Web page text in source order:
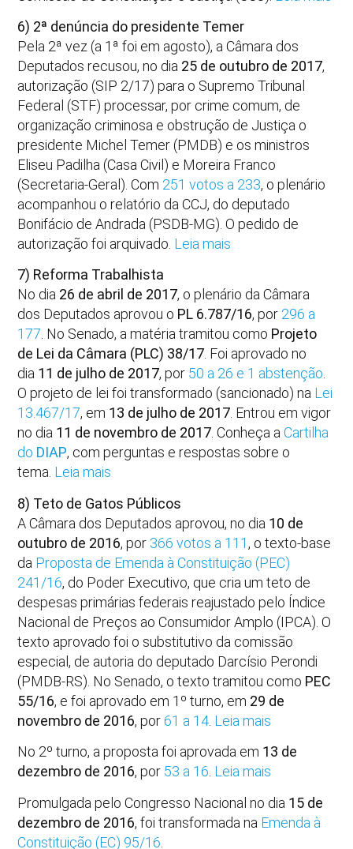
6) 2ª denúncia do presidente Temer
Pela 2ª vez (a 1ª foi em agosto), a Câmara dos
Deputados recusou, no dia 25 de outubro de 2017,
autorização (SIP 2/17) para o Supremo Tribunal
Federal (STF) processar, por crime comum, de
organização criminosa e obstrução de Justiça o
presidente Michel Temer (PMDB) e os ministros
Eliseu Padilha (Casa Civil) e Moreira Franco
(Secretaria-Geral). Com 251 votos a 233, o plenário
acompanhou o relatório da CCJ, do deputado
Bonifácio de Andrada (PSDB-MG). O pedido de
autorização foi arquivado. Leia mais
7) Reforma Trabalhista
No dia 26 de abril de 2017, o plenário da Câmara
dos Deputados aprovou o PL 6.787/16, por 296 a
177. No Senado, a matéria tramitou como Projeto
de Lei da Câmara (PLC) 38/17. Foi aprovado no
dia 11 de julho de 2017, por 50 a 26 e 1 abstenção.
O projeto de lei foi transformado (sancionado) na Lei
13.467/17, em 13 de julho de 2017. Entrou em vigor
no dia 11 de novembro de 2017. Conheça aCartilha
do DIAP, com perguntas e respostas sobre o
tema. Leia mais
8) Teto de Gatos Públicos
A Câmara dos Deputados aprovou, no dia 10 de
outubro de 2016, por 366 votos a 111, o texto-base
da Proposta de Emenda à Constituição (PEC)
241/16, do Poder Executivo, que cria um teto de
despesas primárias federais reajustado pelo Índice
Nacional de Preços ao Consumidor Amplo (IPCA). O
texto aprovado foi o substitutivo da comissão
especial, de autoria do deputado Darcísio Perondi
(PMDB-RS). No Senado, o texto tramitou como PEC
55/16, e foi aprovado em 1º turno, em 29 de
novembro de 2016, por61 a 14 Leia mais
No 2º turno, a proposta foi aprovada em 13 de
dezembro de 2016, por 53 a 16. Leia mais
Promulgada pelo Congresso Nacional no dia 15 de
dezembro de 2016, foi transformada na Emenda à
Constituição (EC) 95/16